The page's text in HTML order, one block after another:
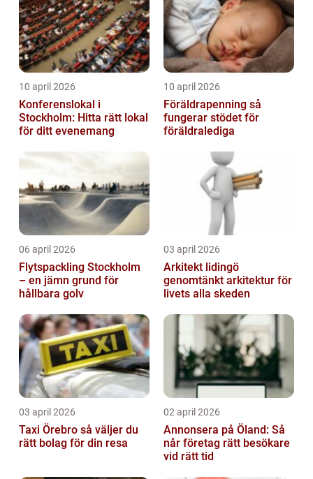
10 april 2026
Konferenslokal i
Stockholm: Hitta rätt lokal
för ditt evenemang
10 april 2026
Föräldrapenning så
fungerar stödet för
föräldralediga
06 april 2026
Flytspackling Stockholm
– en jämn grund för
hållbara golv
03 april 2026
Arkitekt lidingö
genomtänkt arkitektur för
livets alla skeden
03 april 2026
Taxi Örebro så väljer du
rätt bolag för din resa
02 april 2026
Annonsera på Öland: Så
når företag rätt besökare
vid rätt tid